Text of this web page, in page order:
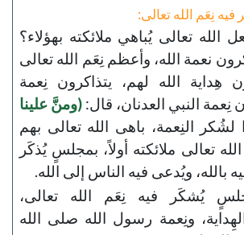
نِعَم الله تعالى:
الله تعالى يُباهي ملائكته بهؤلاء؟
نعمة الله، وأعظم نِعَم الله تعالى
هِداية الله لهم، يتذاكرون نِعمة
نِعمة النبي العدنان، قال: (ومنَّ علينا
لشُكر النِعمة، باهى الله تعالى بهم
تعالى ملائكته أولاً، بمجلسٍ يُذكَر
بالله، ويُدعى فيه الناس إلى الله.
يُشكَر فيه نِعَم الله تعالى،
ونِعمة رسول الله صلى الله